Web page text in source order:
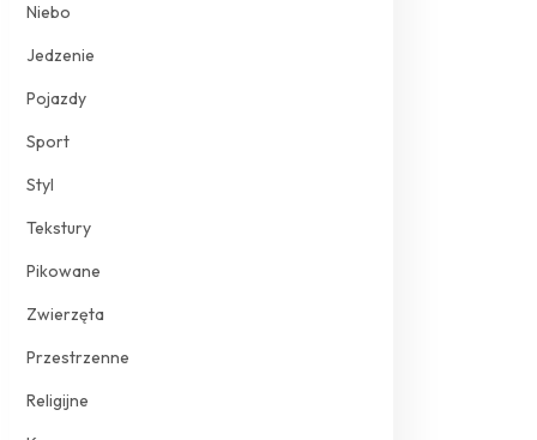
Niebo
Jedzenie
Pojazdy
Sport
Styl
Tekstury
Pikowane
Zwierzęta
Przestrzenne
Religijne